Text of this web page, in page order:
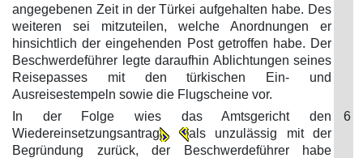
angegebenen Zeit in der Türkei aufgehalten habe. Des
weiteren sei mitzuteilen, welche Anordnungen er
hinsichtlich der eingehenden Post getroffen habe. Der
Beschwerdeführer legte daraufhin Ablichtungen seines
Reisepasses mit den türkischen Ein- und
Ausreisestempeln sowie die Flugscheine vor.
In der Folge wies das Amtsgericht den
Wiedereinsetzungsantrag
als unzulässig mit der
Begründung zurück, der Beschwerdeführer habe
6